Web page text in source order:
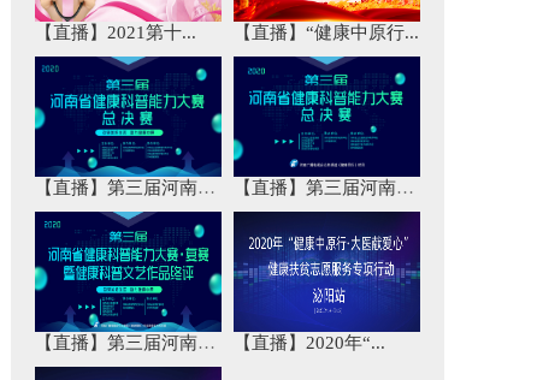
【直播】2021第十... 【直播】“健康中原行...
【直播】第三届河南省... 【直播】第三届河南省...
【直播】第三届河南省... 【直播】2020年“...